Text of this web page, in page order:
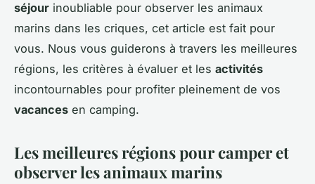
séjour inoubliable pour observer les animaux
marins dans les criques, cet article est fait pour
vous. Nous vous guiderons à travers les meilleures
régions, les critères à évaluer et les activités
incontournables pour profiter pleinement de vos
vacances en camping.
Les meilleures régions pour camper et
observer les animaux marins